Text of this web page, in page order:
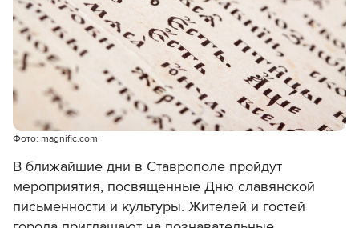
Фото: magnific.com
В ближайшие дни в Ставрополе пройдут
мероприятия, посвященные Дню славянской
письменности и культуры. Жителей и гостей